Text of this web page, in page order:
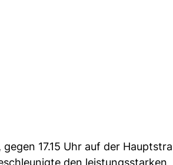
17.15 Uhr auf der
den leistungsstarken